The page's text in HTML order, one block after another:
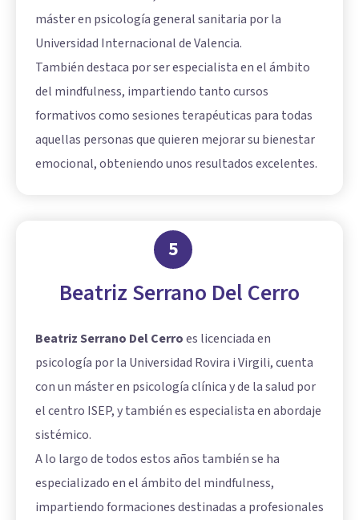
máster en psicología general sanitaria por la
Universidad Internacional de Valencia.
También destaca por ser especialista en el ámbito
del mindfulness, impartiendo tanto cursos
formativos como sesiones terapéuticas para todas
aquellas personas que quieren mejorar su bienestar
emocional, obteniendo unos resultados excelentes.
5
Beatriz Serrano Del Cerro
Beatriz Serrano Del Cerroes licenciada en
psicología por la Universidad Rovira i Virgili, cuenta
con un máster en psicología clínica y de la salud por
el centro ISEP, y también es especialista en abordaje
sistémico.
A lo largo de todos estos años también se ha
especializado en el ámbito del mindfulness,
impartiendo formaciones destinadas a profesionales